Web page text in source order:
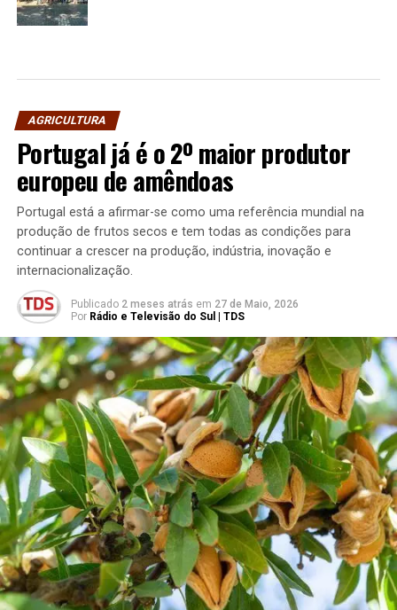
AGRICULTURA
Portugal já é o 2º maior produtor
europeu de amêndoas
Portugal está a afirmar-se como uma referência mundial na
produção de frutos secos e tem todas as condições para
continuar a crescer na produção, indústria, inovação e
internacionalização.
Publicado 2 meses atrás em 27 de Maio, 2026
Por Rádio e Televisão do Sul | TDS